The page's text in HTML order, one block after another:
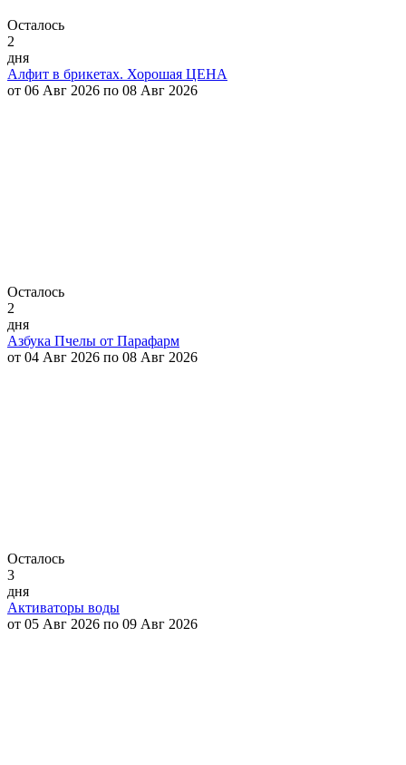
Осталось
2
дня
Алфит в брикетах. Хорошая ЦЕНА
от 06 Авг 2026 по 08 Авг 2026
Осталось
2
дня
Азбука Пчелы от Парафарм
от 04 Авг 2026 по 08 Авг 2026
Осталось
3
дня
Активаторы воды
от 05 Авг 2026 по 09 Авг 2026